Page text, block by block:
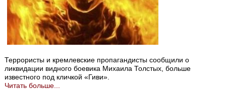
Террористы и кремлевские пропагандисты сообщили о
ликвидации видного боевика Михаила Толстых, больше
известного под кличкой «Гиви».
Читать больше...